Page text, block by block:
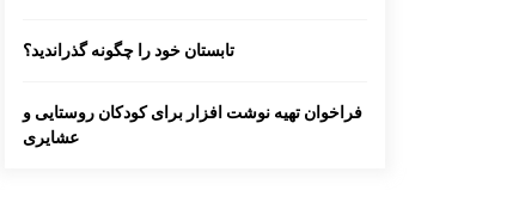
تابستان خود را چگونه گذراندید؟
فراخوان تهیه نوشت افزار برای کودکان روستایی و
عشایری